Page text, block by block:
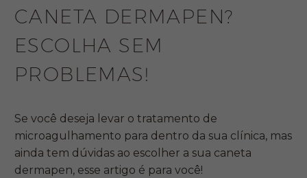
CANETA DERMAPEN?
ESCOLHA SEM
PROBLEMAS!
Se você deseja levar o tratamento de
microagulhamento para dentro da sua clínica, mas
ainda tem dúvidas ao escolher a sua caneta
dermapen, esse artigo é para você!